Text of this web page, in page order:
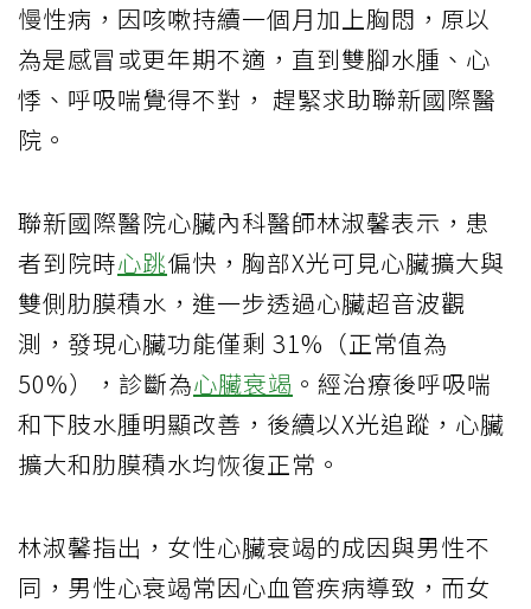
慢性病，因咳嗽持續一個月加上胸悶，原以
為是感冒或更年期不適，直到雙腳水腫、心
悸、呼吸喘覺得不對， 趕緊求助聯新國際醫
院。
聯新國際醫院心臟內科醫師林淑馨表示，患
者到院時心跳偏快，胸部X光可見心臟擴大與
雙側肋膜積水，進一步透過心臟超音波觀
測，發現心臟功能僅剩 31%（正常值為
50%），診斷為心臟衰竭 。經治療後呼吸喘
和下肢水腫明顯改善，後續以X光追蹤，心臟
擴大和肋膜積水均恢復正常。
林淑馨指出，女性心臟衰竭的成因與男性不
同，男性心衰竭常因心血管疾病導致，而女